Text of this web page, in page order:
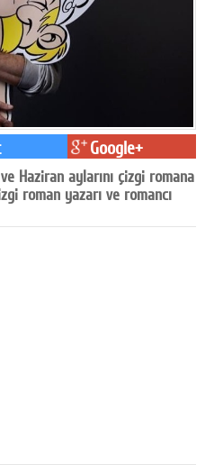
Google+
Haziran aylarını çizgi romana
roman yazarı ve romancı